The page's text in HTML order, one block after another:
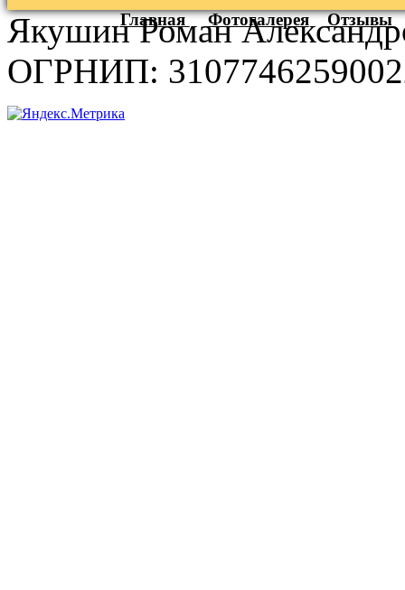
Главная Фотогалерея Отзывы
Якушин Роман
ОГРНИП: